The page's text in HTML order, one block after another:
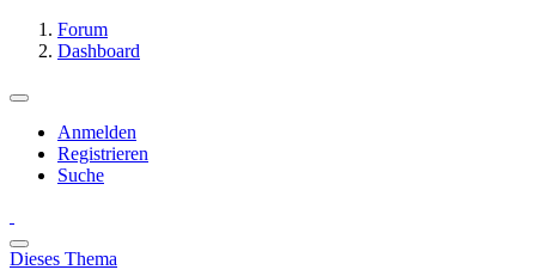
Forum
Dashboard
Anmelden
Registrieren
Suche
Dieses Thema